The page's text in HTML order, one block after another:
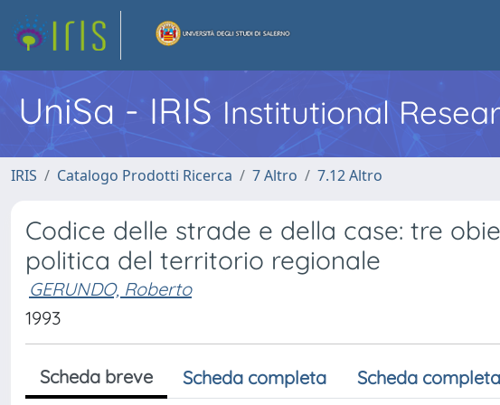
UniSa - IRIS Institutional
IRIS Catalogo Prodotti Ricerca 7 Altro 7.12 Altro
Codice delle strade e della case: tre
politica del territorio regionale
GERUNDO, Roberto
1993
Scheda breve Scheda completa Scheda